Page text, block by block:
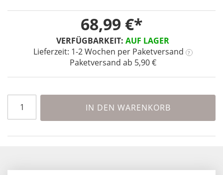
VERFÜGBARKEIT: AUF LAGER
Lieferzeit: 1-2 Wochen per Paketversand ?
Paketversand ab 5,90 €
68,99 €
IN DEN WARENKORB
the